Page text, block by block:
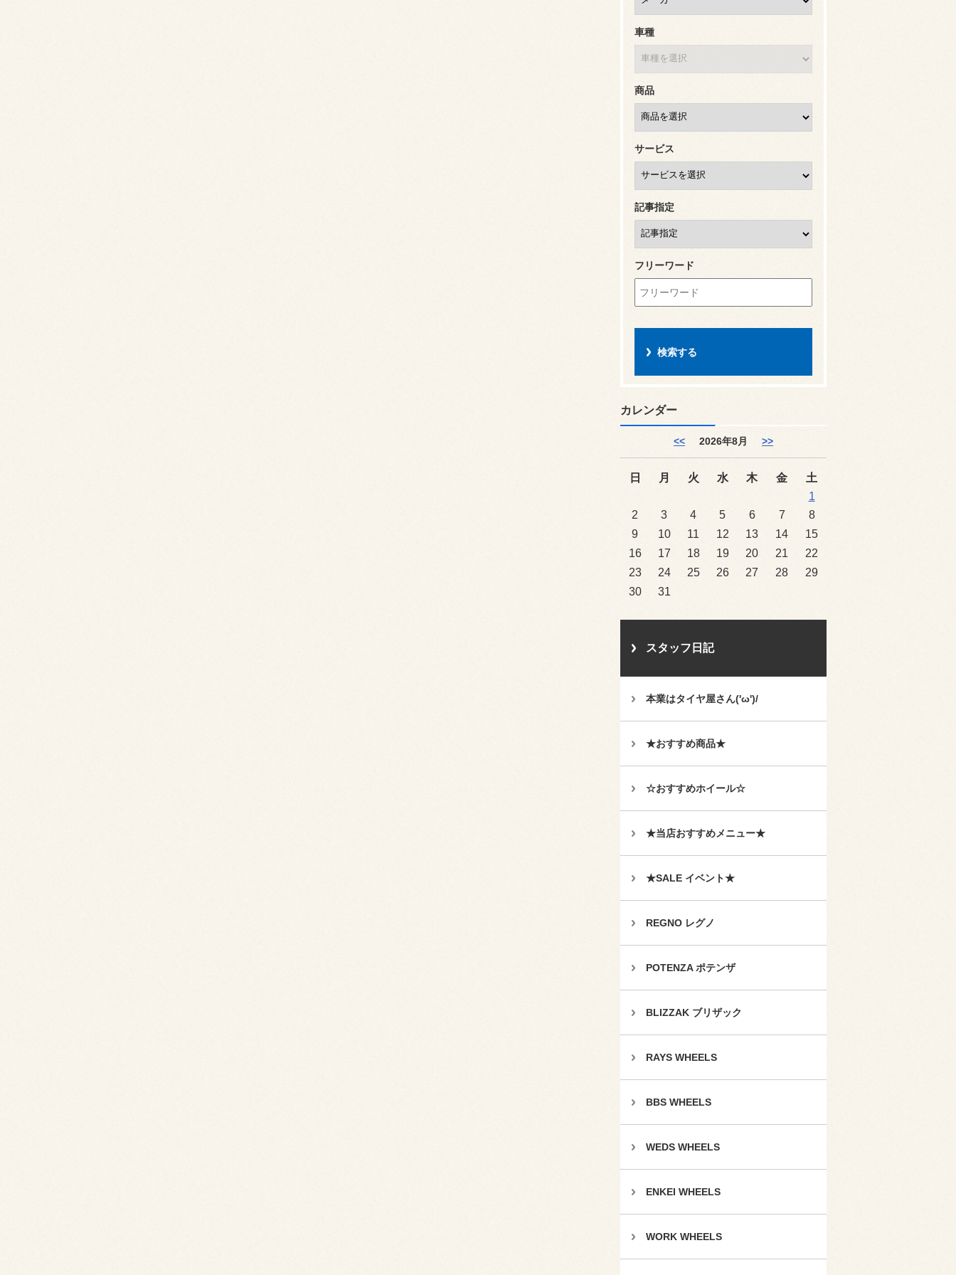
車種
商品
サービス
記事指定
フリーワード
カレンダー
<< 2026年8月 >>
日 月 火 水 木 金
土
1
2
3 4 5 6 7
8
9
10 11 12 13 14
15
16
17 18 19 20 21
22
23
24 25 26 27 28
29
30
31
スタッフ日記
本業はタイヤ屋さん('ω')/
★おすすめ商品★
☆おすすめホイール☆
★当店おすすめメニュー★
★SALE イベント★
REGNO レグノ
POTENZA ポテンザ
BLIZZAK ブリザック
RAYS WHEELS
BBS WHEELS
WEDS WHEELS
ENKEI WHEELS
WORK WHEELS